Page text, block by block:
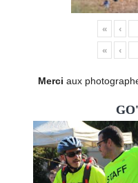
« ‹
«
‹
Merci aux